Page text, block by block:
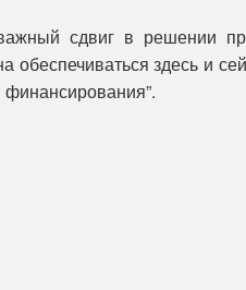
сдвиг в решении
обеспечиваться здесь и
финансирования”.